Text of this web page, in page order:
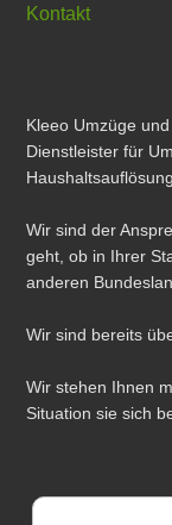
Kontakt
Kleeo Umzüge
Dienstleister für
Wir sind der
geht, ob in Ihrer
anderen
Wir sind bereits
Wir stehen Ihnen
Situation sie sich